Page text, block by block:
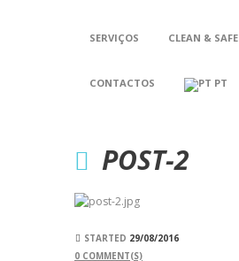
SERVIÇOS CLEAN & SAFE
CONTACTOS PT
POST-2
STARTED 29/08/2016
0 COMMENT(S)